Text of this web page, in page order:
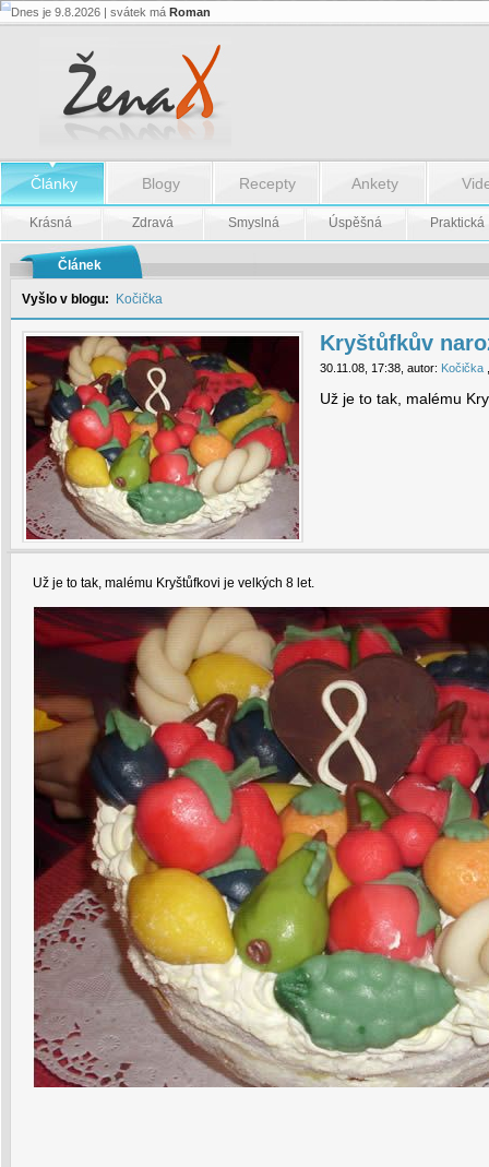
Kryštůfkův
Kryštůfkův
narozeninový
Dnes je 9.8.2026 | svátek má Roman
Články Blogy Recepty Ankety
Krásná Zdravá Smyslná Úspěšná Praktická
Článek
Vyšlo v blogu: Kočička
Kryštůfkův
30.11.08, 17:38, autor: Kočička
Už je to tak, malému
Už je to tak, malému Kryštůfkovi je velkých 8 let.